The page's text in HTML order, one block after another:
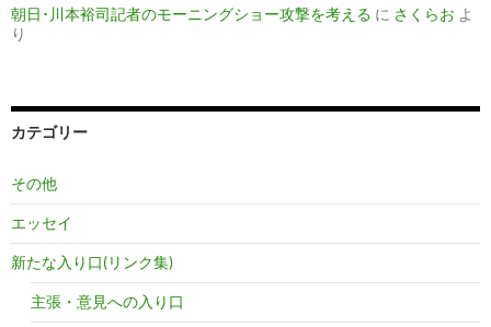
朝日･川本裕司記者のモーニングショー攻撃を考える に さくらお よ
り
カテゴリー
その他
エッセイ
新たな入り口(リンク集)
主張・意見への入り口